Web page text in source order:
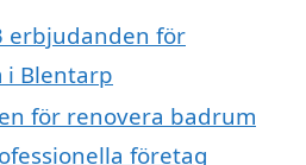
erbjudanden för
i Blentarp
för renovera badrum
företag